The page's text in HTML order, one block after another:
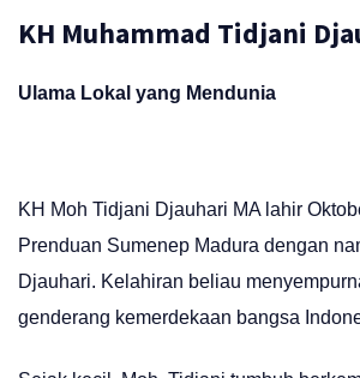
KH Muhammad Tidjani
Ulama Lokal yang Mendunia
KH Moh Tidjani Djauhari MA lahir
Prenduan Sumenep Madura dengan
Djauhari. Kelahiran beliau
genderang kemerdekaan bangsa